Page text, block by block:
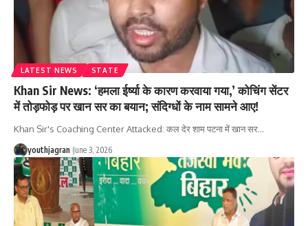
LATEST NEWS STATE
Khan Sir News: ‘हमला ईर्ष्या के कारण करवाया गया,’ कोचिंग सेंटर
में तोड़फोड़ पर खान सर का बयान; संदिग्धों के नाम सामने आए!
Khan Sir's Coaching Center Attacked: कल देर शाम पटना में खान सर…
youthjagran June 3, 2026